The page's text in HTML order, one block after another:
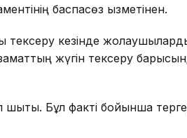
баспасөз қызметінен.
кезінде
жүгін тексеру
Бұл факті бойынша